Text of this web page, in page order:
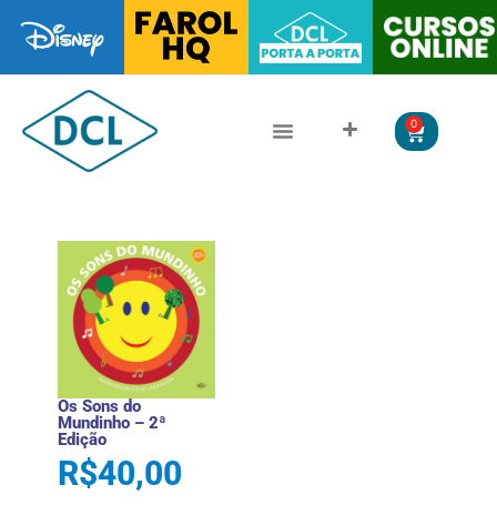
0
Os Sons do
Mundinho – 2ª
Edição
R$40,00